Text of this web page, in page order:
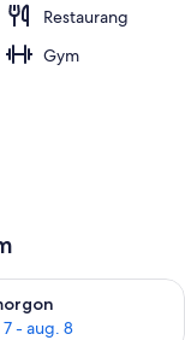
Restaurang
Gym
- aug. 8
för